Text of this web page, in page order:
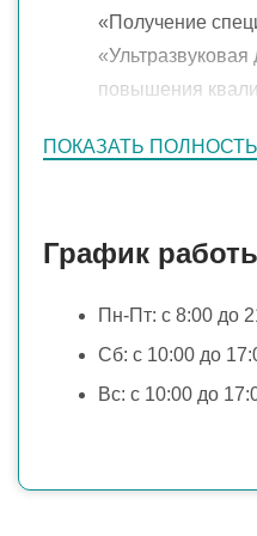
Олигоменорея
Спаечные
Деформация
Генитальный и
эндометриоз
Лечение
ПОКАЗАТЬ
«Получение
«Ультразвуковая
повышения
Москва(2007)
График
Пн-Пт: с 8:00 до
Сб: c 10:00 до
Вс: c 10:00 до